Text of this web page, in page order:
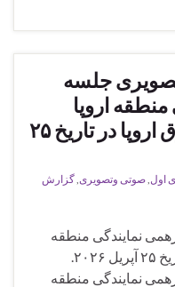
جلسه
اروپا
منطقه‌ آسیا و شرق اروپا در تاریخ ۲۵
اول صوتی وتصویری گزارش
نمایندگی منطقه
اروپا منطقه‌ آسیا و شرق اروپا در تاریخ ۲۵ آپریل ۲۰۲۶.
نمایندگی منطقه